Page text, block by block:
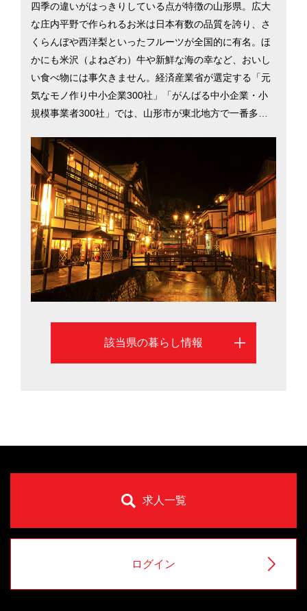
四季の違いがはっきりしている点が特徴の山形県。広大
な庄内平野で作られるお米は日本有数の品質を誇り、さ
くらんぼや西洋梨といったフルーツが全国的に有名。ほ
かにも米沢（よねざわ）牛や新鮮な海の幸など、おいし
い食べ物には事欠きません。経済産業省が選定する「元
気なモノ作り中小企業300社」「がんばる中小企業・小
規模事業者300社」では、山形市が東北地方で一番多く
「山形花笠まつり」や「山形国際ドキュメンタリー映画
祭」といったイベントをはじめ、ウインタースポーツを
目当てに多くの観光客が訪れます。県民の素朴で親切な
人柄や、犯罪発生率が全国で6番目に低い（2017年）と
いう安全な環境に憧れて移住する人も多くいます。そん
な山形県の魅力について、県庁所在地の山形市を中心に
紹介します。
該当県の暮らし情報
求人一覧
ログイン